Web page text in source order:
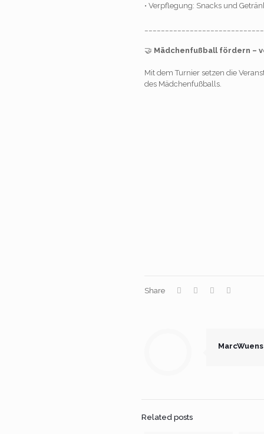
• Verpflegung: Snacks und
🤝 Mädchenfußball fördern –
Mit dem Turnier setzen die
des Mädchenfußballs.
Share
Related posts